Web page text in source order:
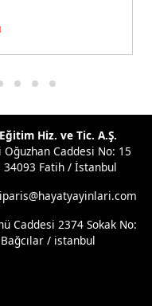
Hiz. ve Tic. A.Ş.
Caddesi No: 15
34093 Fatih / İstanbul
Caddesi 2374 Sokak No:
/ istanbul